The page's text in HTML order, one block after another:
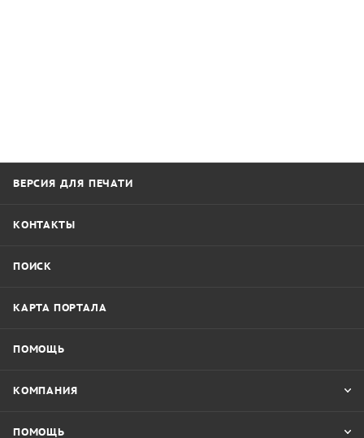
ВЕРСИЯ ДЛЯ ПЕЧАТИ
КОНТАКТЫ
ПОИСК
КАРТА ПОРТАЛА
ПОМОЩЬ
КОМПАНИЯ
ПОМОЩЬ